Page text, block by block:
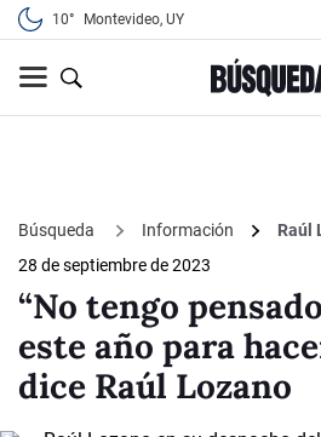
10° Montevideo, UY
Búsqueda Información
Raúl
28 de septiembre de 2023
“No tengo
este año para
dice Raúl Lozano